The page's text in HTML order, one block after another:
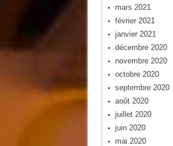
mars 2021
février 2021
janvier 2021
décembre 2020
novembre 2020
octobre 2020
septembre 2020
août 2020
juillet 2020
juin 2020
mai 2020